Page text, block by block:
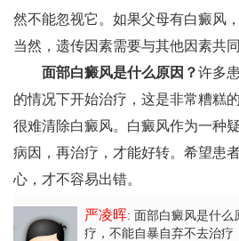
然不能忽视它。如果父母有白癜风
当然，遗传因素需要与其他因素共同
面部白癜风是什么原因？许多
的情况下开始治疗，这是非常糟糕
很难清除白癜风。白癜风作为一种
病因，再治疗，才能好转。希望患
心，才不容易出错。
严凌晖: 面部白癜风是什么
疗，不能自暴自弃不去治疗